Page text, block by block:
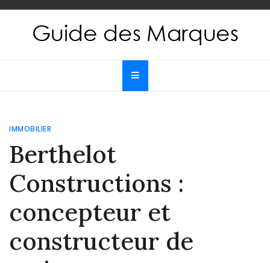
Skip
content
Guide des Marques
IMMOBILIER
Berthelot
Constructions :
concepteur et
constructeur de